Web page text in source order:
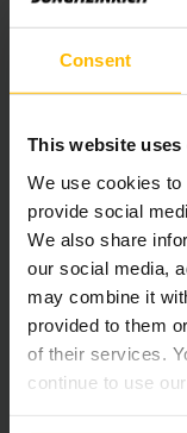
Consent
This website uses
We use cookies
provide social
We also share
our social media,
may combine it
provided to them
of their services.
continue to use our
Nasledujúca časť
Technické
Batéria
Nabíjač
Rok výroby batérie